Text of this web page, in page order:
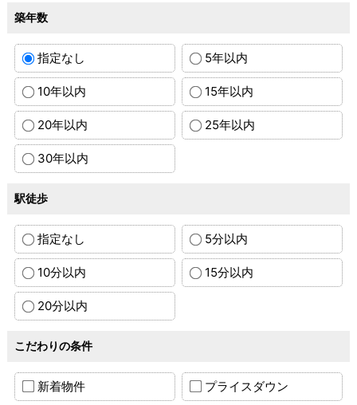
築年数
指定なし 5年以内
10年以内 15年以内
20年以内 25年以内
30年以内
駅徒歩
指定なし 5分以内
10分以内 15分以内
20分以内
こだわりの条件
新着物件 プライスダウン